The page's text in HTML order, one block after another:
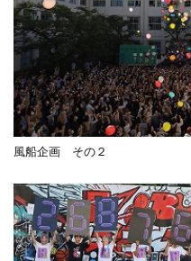
風船企画 その２